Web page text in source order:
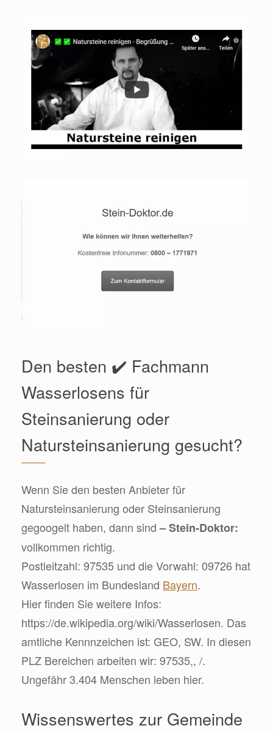
Den besten ✔️ Fachmann
Wasserlosens für
Steinsanierung oder
Natursteinsanierung gesucht?
Wenn Sie den besten Anbieter für
Natursteinsanierung oder Steinsanierung
gegoogelt haben, dann sind– Stein-Doktor:
vollkommen richtig.
Postleitzahl: 97535 und die Vorwahl: 09726 hat
Wasserlosen im Bundesland Bayern.
Hier finden Sie weitere Infos:
https://de.wikipedia.org/wiki/Wasserlosen. Das
amtliche Kennnzeichen ist: GEO, SW. In diesen
PLZ Bereichen arbeiten wir: 97535,, /.
Ungefähr 3.404 Menschen leben hier.
Wissenswertes zur Gemeinde